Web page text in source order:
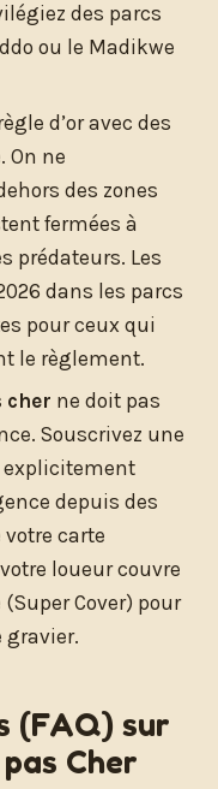
des parcs
ou le Madikwe
d’or avec des
On ne
des zones
fermées à
prédateurs. Les
dans les parcs
pour ceux qui
le règlement.
cher ne doit pas
Souscrivez une
explicitement
depuis des
votre carte
loueur couvre
Cover) pour
gravier.
(FAQ) sur
Cher